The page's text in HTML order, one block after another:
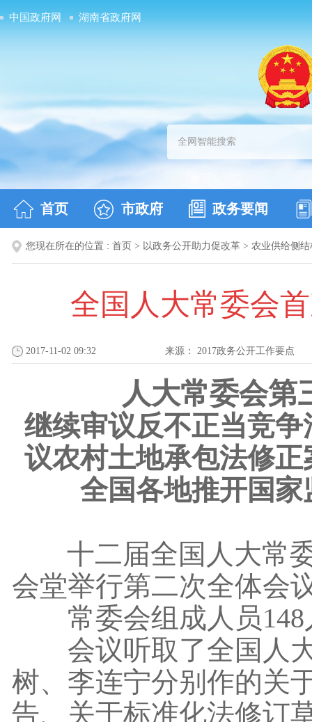
中国政府网 湖南省政府网
首页 市政府 政务要闻
您现在所在的位置 : 首页 > 以政务公开助力促改革 > 农业供给侧
全国人大常委会
2017-11-02 09:32 来源： 2017政务公开工作要点
人大常委会第
继续审议反不正当竞
议农村土地承包法修
全国各地推开国
十二届全国人大常
会堂举行第二次全体会
常委会组成人员148
会议听取了全国人大
树、李连宁分别作的关
告、关于标准化法修订